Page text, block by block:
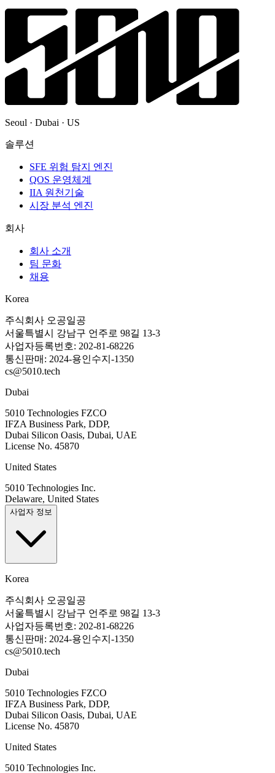
Seoul · Dubai · US
솔루션
SFE 위험 탐지 엔진
QOS 운영체계
IIA 원천기술
시장 분석 엔진
회사
회사 소개
팀 문화
채용
Korea
주식회사 오공일공
서울특별시 강남구 언주로 98길 13-3
사업자등록번호: 202-81-68226
통신판매: 2024-용인수지-1350
cs@5010.tech
Dubai
5010 Technologies FZCO
IFZA Business Park, DDP,
Dubai Silicon Oasis, Dubai, UAE
License No. 45870
United States
5010 Technologies Inc.
Delaware, United States
사업자 정보
Korea
주식회사 오공일공
서울특별시 강남구 언주로 98길 13-3
사업자등록번호: 202-81-68226
통신판매: 2024-용인수지-1350
cs@5010.tech
Dubai
5010 Technologies FZCO
IFZA Business Park, DDP,
Dubai Silicon Oasis, Dubai, UAE
License No. 45870
United States
5010 Technologies Inc.